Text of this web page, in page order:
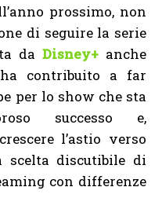
prossimo, non
di seguire la serie
da Disney+ anche
contribuito a far
per lo show che sta
successo e,
l’astio verso
scelta discutibile di
con differenze